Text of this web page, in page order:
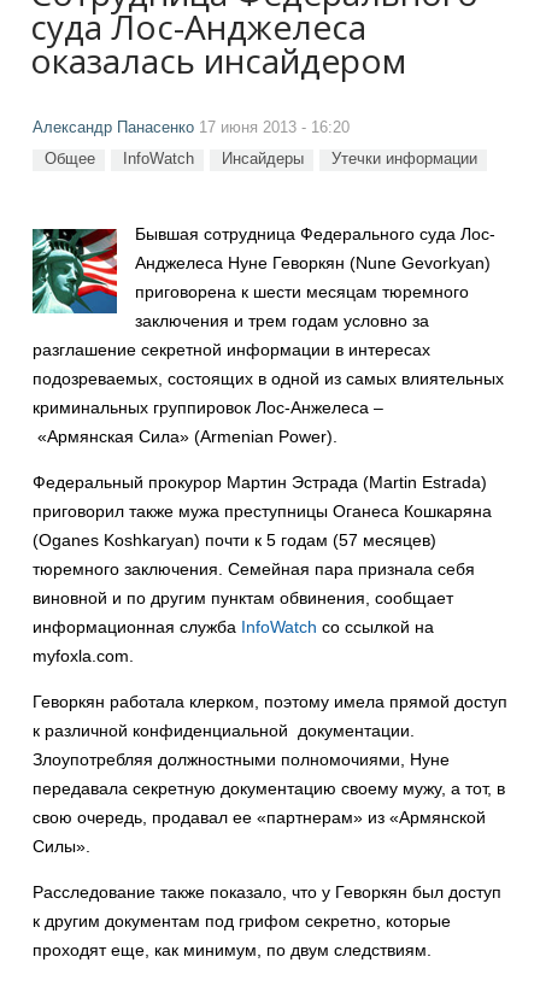
суда Лос-Анджелеса
оказалась инсайдером
Александр Панасенко 17 июня 2013 - 16:20
Общее InfoWatch Инсайдеры Утечки информации
Бывшая сотрудница Федерального суда Лос-
Анджелеса Нуне Геворкян (Nune Gevorkyan)
приговорена к шести месяцам тюремного
заключения и трем годам условно за
разглашение секретной информации в интересах
подозреваемых, состоящих в одной из самых влиятельных
криминальных группировок Лос-Анжелеса –
«Армянская Сила» (Armenian Power).
Федеральный прокурор Мартин Эстрада (Martin Estrada)
приговорил также мужа преступницы Оганеса Кошкаряна
(Oganes Koshkaryan) почти к 5 годам (57 месяцев)
тюремного заключения. Семейная пара признала себя
виновной и по другим пунктам обвинения, сообщает
информационная служба InfoWatch со ссылкой на
myfoxla.com.
Геворкян работала клерком, поэтому имела прямой доступ
к различной конфиденциальной документации.
Злоупотребляя должностными полномочиями, Нуне
передавала секретную документацию своему мужу, а тот, в
свою очередь, продавал ее «партнерам» из «Армянской
Силы».
Расследование также показало, что у Геворкян был доступ
к другим документам под грифом секретно, которые
проходят еще, как минимум, по двум следствиям.